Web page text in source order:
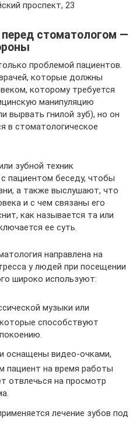
проспект, 23
перед стоматологом —
проблемой пациентов.
которые должны
которому требуется
манипуляцию
вырвать гнилой зуб), но он
в стоматологическое
зубной техник
пациентом беседу, чтобы
а также выслушают, что
и с чем связаны его
как называется та или
ее суть.
направлена на
у людей при посещении
широко используют:
музыки или
способствуют
оснащены видео-очками,
пациент на время работы
отвлечься на просмотр
лечение зубов под